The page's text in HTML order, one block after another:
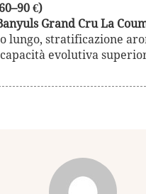
€)
Grand Cru La
lungo, stratificazione
evolutiva